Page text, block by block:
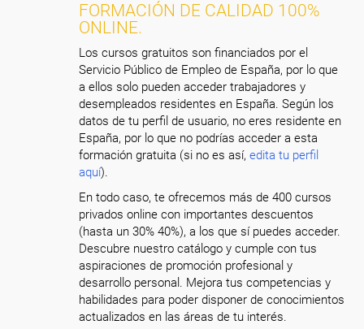
FORMACIÓN DE CALIDAD 100%
ONLINE.
Los cursos gratuitos son financiados por el
Servicio Público de Empleo de España, por lo que
a ellos solo pueden acceder trabajadores y
desempleados residentes en España. Según los
datos de tu perfil de usuario, no eres residente en
España, por lo que no podrías acceder a esta
formación gratuita (si no es así,edita tu perfil
aquí).
En todo caso, te ofrecemos más de 400 cursos
privados online con importantes descuentos
(hasta un 30% 40%), a los que sí puedes acceder.
Descubre nuestro catálogo y cumple con tus
aspiraciones de promoción profesional y
desarrollo personal. Mejora tus competencias y
habilidades para poder disponer de conocimientos
actualizados en las áreas de tu interés.